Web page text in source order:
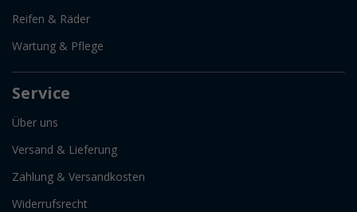
Reifen & Räder
Wartung & Pflege
Service
Über uns
Versand & Lieferung
Zahlung & Versandkosten
Widerrufsrecht